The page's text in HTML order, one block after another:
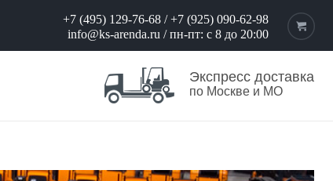
+7 (495) 129-76-68 /+7 (925) 090-62-98
info@ks-arenda.ru / пн-пт: с 8 до 20:00
Экспресс доставка
по Москве и МО